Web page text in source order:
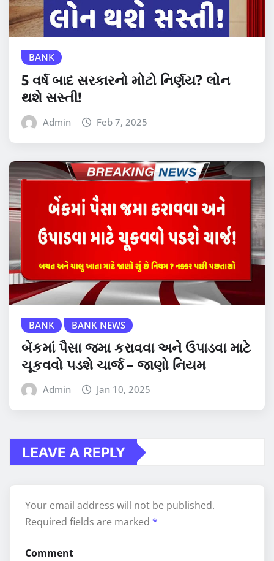
BANK
5 વર્ષ બાદ સરકારનો મોટો નિર્ણય? લોન
થશે સસ્તી!
Admin Feb 7, 2025
BANK BANK NEWS
બેંકમાં પૈસા જમા કરાવવા અને ઉપાડવા માટે
ચૂકવવો પડશે ચાર્જ – જાણો નિયમ
Admin Jan 10, 2025
LEAVE A REPLY
Your email address will not be published.
Required fields are marked *
Comment